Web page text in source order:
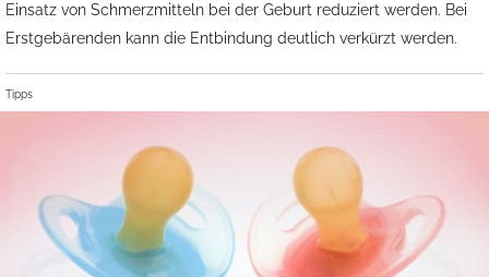
Einsatz von Schmerzmitteln bei der Geburt reduziert werden. Bei
Erstgebärenden kann die Entbindung deutlich verkürzt werden.
Tipps